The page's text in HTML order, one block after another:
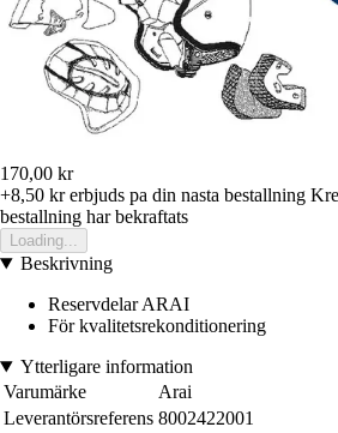
170,00 kr
+8,50 krerbjuds pa din nasta bestallning
bestallning har bekraftats
Loading...
Beskrivning
Reservdelar ARAI
För kvalitetsrekonditionering
Ytterligare information
Varumärke
Arai
Leverantörsreferens 8002422001